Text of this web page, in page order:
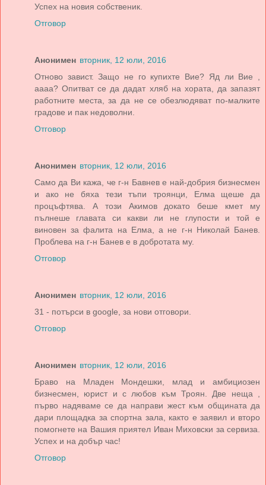
Успех на новия собственик.
Отговор
Анонимен вторник, 12 юли, 2016
Отново завист. Защо не го купихте Вие? Яд ли Вие ,
аааа? Опитват се да дадат хляб на хората, да запазят
работните места, за да не се обезлюдяват по-малките
градове и пак недоволни.
Отговор
Анонимен вторник, 12 юли, 2016
Само да Ви кажа, че г-н Бавнев е най-добрия бизнесмен
и ако не бяха тези тъпи троянци, Елма щеше да
процъфтява. А този Акимов докато беше кмет му
пълнеше главата си какви ли не глупости и той е
виновен за фалита на Елма, а не г-н Николай Банев.
Проблева на г-н Банев е в добротата му.
Отговор
Анонимен вторник, 12 юли, 2016
31 - потърси в google, за нови отговори.
Отговор
Анонимен вторник, 12 юли, 2016
Браво на Младен Мондешки, млад и амбициозен
бизнесмен, юрист и с любов към Троян. Две неща ,
първо надяваме се да направи жест към общината да
дари площадка за спортна зала, както е заявил и второ
помогнете на Вашия приятел Иван Миховски за сервиза.
Успех и на добър час!
Отговор